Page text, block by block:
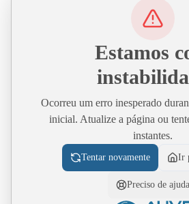
Estamos
Ocorreu um erro inesperado
inicial. Atualize a página ou
instantes.
Tentar novamente Ir
Preciso de ajuda